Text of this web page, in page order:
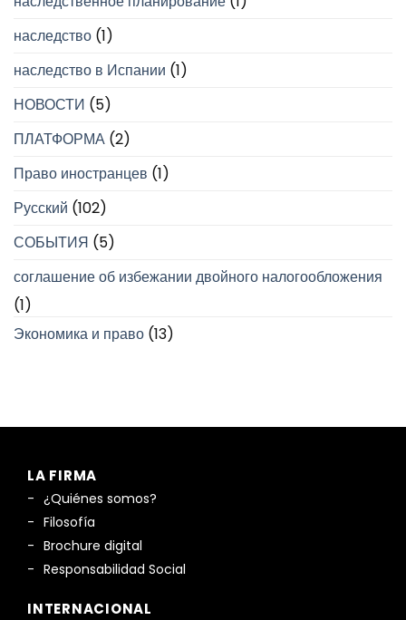
наследство (1)
наследство в Испании (1)
НОВОСТИ (5)
ПЛАТФОРМА (2)
Право иностранцев (1)
Русский (102)
СОБЫТИЯ (5)
соглашение об избежании двойного налогообложения
(1)
Экономика и право (13)
LA FIRMA
¿Quiénes somos?
Filosofía
Brochure digital
Responsabilidad Social
INTERNACIONAL